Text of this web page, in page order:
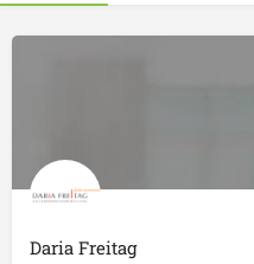
Daria Freitag